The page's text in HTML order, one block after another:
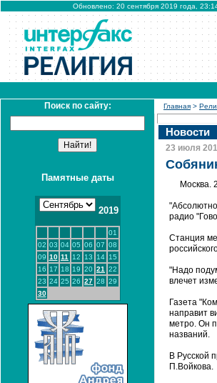
Обновлено: 20 сентября 2019 года,
Поиск по сайту:
Памятные даты
2019
01
02 03 04 05 06 07 08
09 10 11 12 13 14 15
16 17 18 19 20 21
22
23 24 25 26 27 28 29
30
Главная >
Новости
23 июля
Москва.
радио
Станция
"Надо
влечет
Газета
направит
метро. Он
названий.
В Русской
П.Войкова.